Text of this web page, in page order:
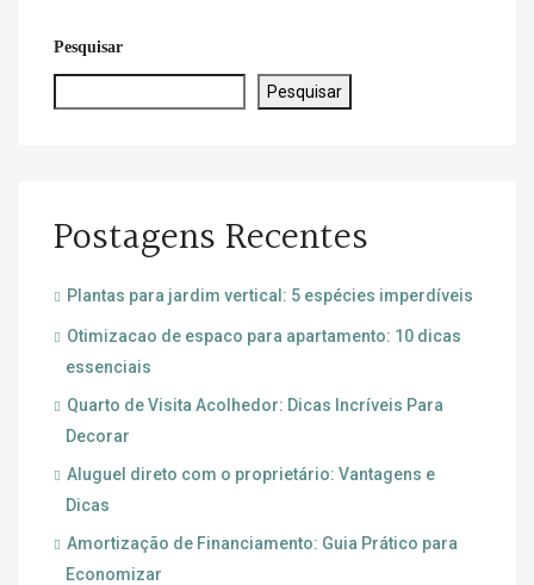
Pesquisar
Pesquisar
Postagens Recentes
Plantas para jardim vertical: 5 espécies imperdíveis
Otimizacao de espaco para apartamento: 10 dicas
essenciais
Quarto de Visita Acolhedor: Dicas Incríveis Para
Decorar
Aluguel direto com o proprietário: Vantagens e
Dicas
Amortização de Financiamento: Guia Prático para
Economizar